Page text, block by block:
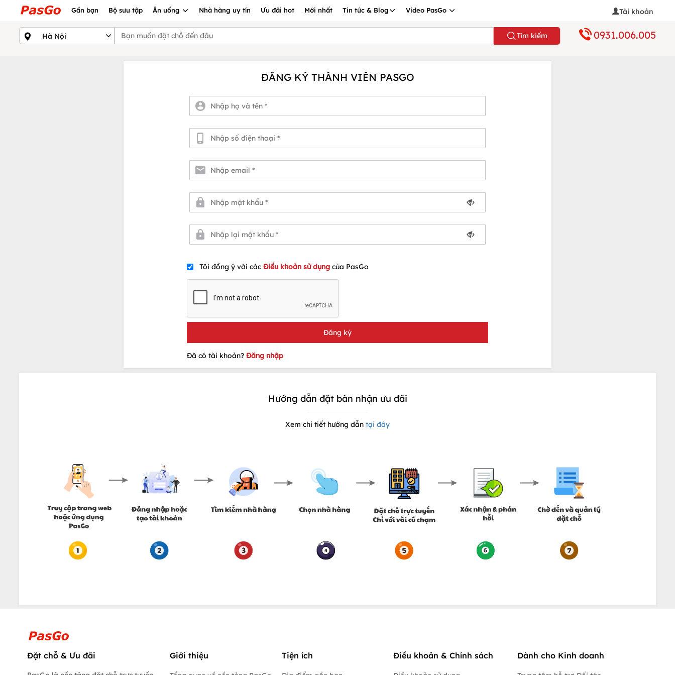
Gần bạn Bộ sưu tập Ăn uống Nhà hàng uy tín Ưu đãi hot Mới nhất Tin tức & Blog Video PasGo Tài khoản
Tìm kiếm 0931.006.005
ĐĂNG KÝ THÀNH VIÊN PASGO
Tôi đồng ý với các Điều khoản sử dụng của PasGo
Đã có tài khoản? Đăng nhập
Hướng dẫn đặt bàn nhận ưu đãi
Xem chi tiết hướng dẫn tại đây
Đặt chỗ & Ưu đãi Giới thiệu Tiện ích Điều khoản & Chính sách Dành cho Kinh doanh